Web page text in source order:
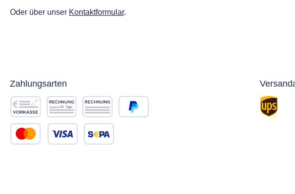
Oder über unser Kontaktformular.
Zahlungsarten
Vorkasse Rechnung 30 Tage
Rechnung